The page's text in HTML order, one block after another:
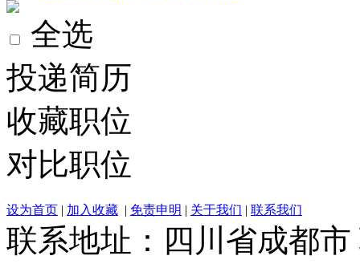
全选
投递简历
收藏职位
对比职位
设为首页 | 加入收藏 | 免责申明 | 关于我们 | 联系我们
联系地址：四川省成都市